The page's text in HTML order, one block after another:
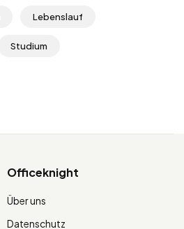
Lebenslauf
Studium
Officeknight
Über uns
Datenschutz